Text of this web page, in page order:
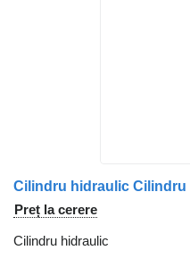
Preț la cerere
Cilindru hidraulic